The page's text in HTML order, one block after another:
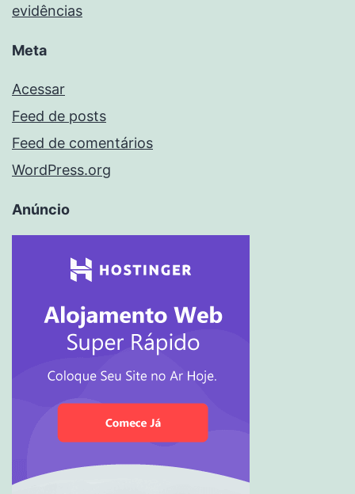
evidências
Meta
Acessar
Feed de posts
Feed de comentários
WordPress.org
Anúncio